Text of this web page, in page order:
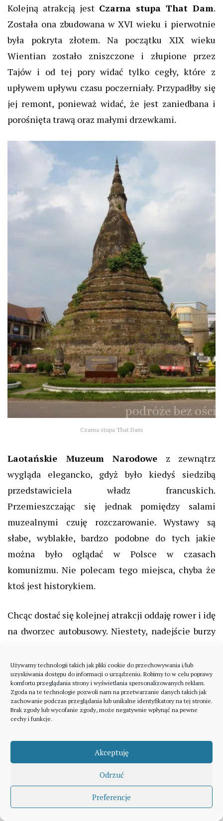
Używamy technologii takich jak pliki cookie do przechowywania i/lub
uzyskiwania dostępu do informacji o urządzeniu. Robimy to w celu poprawy
komfortu przeglądania strony i wyświetlania spersonalizowanych reklam.
Zgoda na te technologie pozwoli nam na przetwarzanie danych takich jak
zachowanie podczas przeglądania lub unikalne identyfikatory na tej stronie.
Brak zgody lub wycofanie zgody, może negatywnie wpłynąć na pewne
cechy i funkcje.
Akceptuję
Odrzuć
Preferencje
Kolejną atrakcją jest Czarna stupa That Dam.
Została ona zbudowana w XVI wieku i pierwotnie
była pokryta złotem. Na początku XIX wieku
Wientian zostało zniszczone i złupione przez
Tajów i od tej pory widać tylko cegły, które z
upływem upływu czasu poczerniały. Przypadłby się
jej remont, ponieważ widać, że jest zaniedbana i
porośnięta trawą oraz małymi drzewkami.
Czarna stupa That Dam
Laotańskie Muzeum Narodowe z zewnątrz
wygląda elegancko, gdyż było kiedyś siedzibą
przedstawiciela władz francuskich.
Przemieszczając się jednak pomiędzy salami
muzealnymi czuję rozczarowanie. Wystawy są
słabe, wyblakłe, bardzo podobne do tych jakie
można było oglądać w Polsce w czasach
komunizmu. Nie polecam tego miejsca, chyba że
ktoś jest historykiem.
Chcąc dostać się kolejnej atrakcji oddaję rower i idę
na dworzec autobusowy. Niestety, nadejście burzy
Buddha Park (informacje, jak się tam dostać i co
zawiera zamieszczam pod koniec wpisu).
Co można robić w Wientian gdy
pada?
Moją kulinarną przygodę rozpoczynam od tak
obserwacji i udaję się do straganu, gdzie widzę, że
stołuje się najwięcej Laotańczyków. Okazuje się, że